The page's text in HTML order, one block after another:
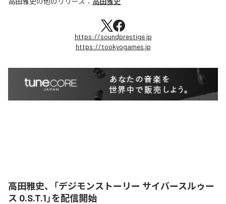
https://soundprestige.jp
https://tookyogames.jp
高田雅史、「デジモンストーリー サイバースルゥー
ス O.S.T.1」を配信開始